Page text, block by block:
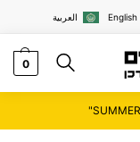
العربية English
0